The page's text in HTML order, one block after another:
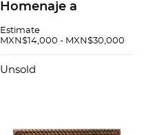
Homenaje a
Firmada. Litografía
cm medidas totales
Estimate
MXN$14,000 - MXN$30,000
Unsold